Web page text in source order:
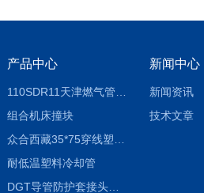
产品中心
组合机床撞块
耐低温塑料冷却管
DGT导管防护套接头形式与参数
新闻中心
新闻资讯
技术文章